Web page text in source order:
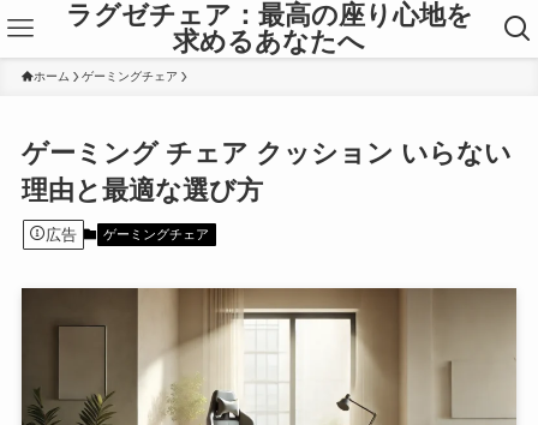
ラグゼチェア：最高の座り心地を
求めるあなたへ
ホーム ゲーミングチェア
ゲーミング チェア クッション いらない
理由と最適な選び方
広告 ゲーミングチェア